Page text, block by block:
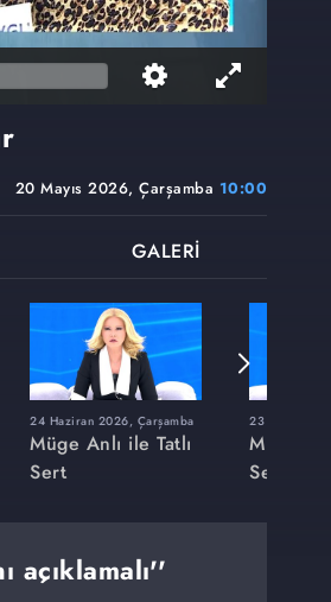
20 Mayıs 2026, Çarşamba 10:00
GALERİ
24 Haziran 2026, Çarşamba
Müge Anlı ile Tatlı
Sert
23 Haziran
Müge
Sert
açıklamalı''